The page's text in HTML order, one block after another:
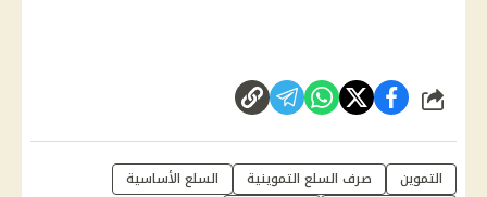
شارك
التموين صرف السلع التموينية
السلع الأساسية